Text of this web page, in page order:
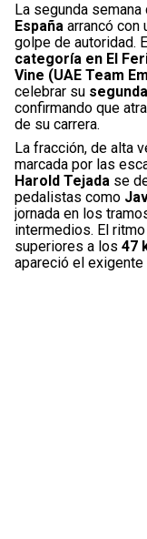
La segunda semana
España arrancó con
golpe de autoridad.
categoría en El
Vine (UAE Team
celebrar su
confirmando que
de su carrera.
La fracción, de alta
marcada por las
Harold Tejada se
pedalistas como
jornada en los
intermedios. El
superiores a los 47
apareció el exigente